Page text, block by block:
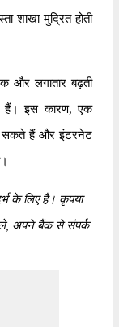
शाखा मुद्रित होती
और लगातार बढ़ती
हैं। इस कारण, एक
सकते हैं और इंटरनेट
के लिए है। कृपया
अपने बैंक से संपर्क